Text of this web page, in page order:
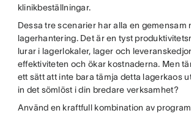
klinikbeställningar.
Dessa tre scenarier har alla en gemensam
lagerhantering. Det är en tyst
lurar i lagerlokaler, lager och
effektiviteten och ökar kostnaderna. Men
ett sätt att inte bara tämja detta lagerkaos
in det sömlöst i din bredare verksamhet?
Använd en kraftfull kombination av